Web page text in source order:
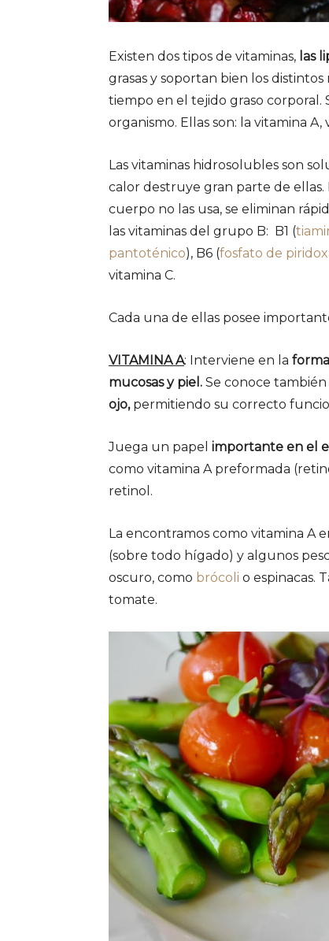
Existen dos tipos de vitaminas, las
grasas y soportan bien los
tiempo en el tejido graso corporal.
organismo. Ellas son: la vitamina
Las vitaminas hidrosolubles son
calor destruye gran parte de ellas.
cuerpo no las usa, se eliminan
las vitaminas del grupo B: B1 (
pantoténico), B6 (fosfato de
vitamina C.
Cada una de ellas posee
VITAMINA A: Interviene en la
mucosas y piel. Se conoce
ojo, permitiendo su correcto
Juega un papel importante en el
como vitamina A preformada
retinol.
La encontramos como vitamina A
(sobre todo hígado) y algunos
oscuro, como brócoli o espinacas.
tomate.